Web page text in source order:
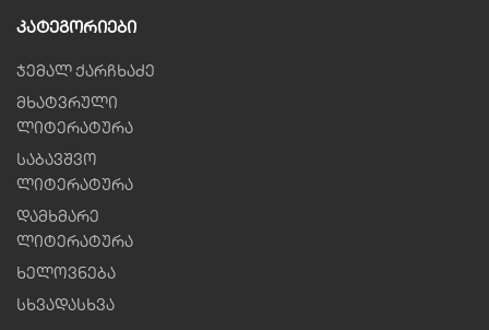
Კატეგორიები
ჯემალ ქარჩხაძე
მხატვრული
ლიტერატურა
საბავშვო
ლიტერატურა
დამხმარე
ლიტერატურა
ხელოვნება
სხვადასხვა